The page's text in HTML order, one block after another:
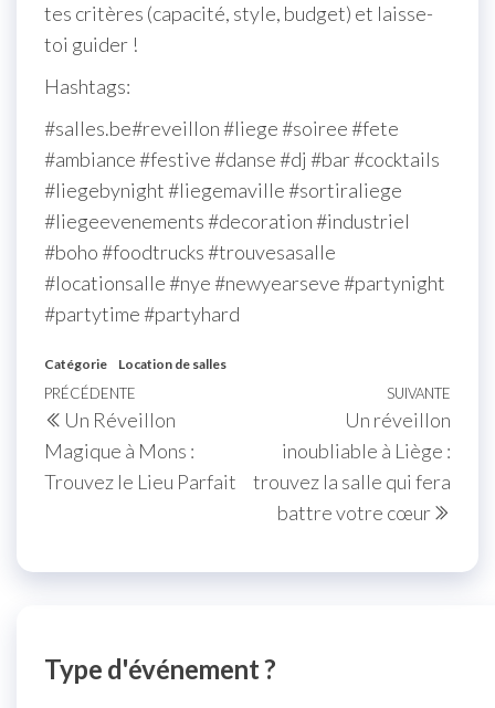
tes critères (capacité, style, budget) et laisse-
toi guider !
Hashtags:
#salles.be#reveillon #liege #soiree #fete
#ambiance #festive #danse #dj #bar #cocktails
#liegebynight #liegemaville #sortiraliege
#liegeevenements #decoration #industriel
#boho #foodtrucks #trouvesasalle
#locationsalle #nye #newyearseve #partynight
#partytime #partyhard
Catégorie Location de salles
Navigation
de
l’article
Article
précédent
PRÉCÉDENTE
Un Réveillon
Magique à Mons :
Trouvez le Lieu Parfait
SUIVANTE
Un réveillon
inoubliable à Liège :
trouvez la salle qui fera
battre votre cœur
Type d'événement ?